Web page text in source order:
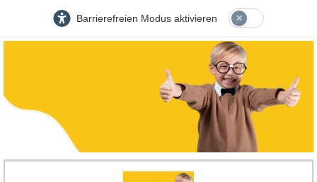
Barrierefreien Modus aktivieren